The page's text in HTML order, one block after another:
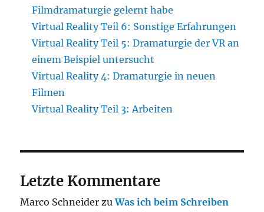
Filmdramaturgie gelernt habe
Virtual Reality Teil 6: Sonstige Erfahrungen
Virtual Reality Teil 5: Dramaturgie der VR an
einem Beispiel untersucht
Virtual Reality 4: Dramaturgie in neuen
Filmen
Virtual Reality Teil 3: Arbeiten
Letzte Kommentare
Marco Schneider zuWas ich beim Schreiben